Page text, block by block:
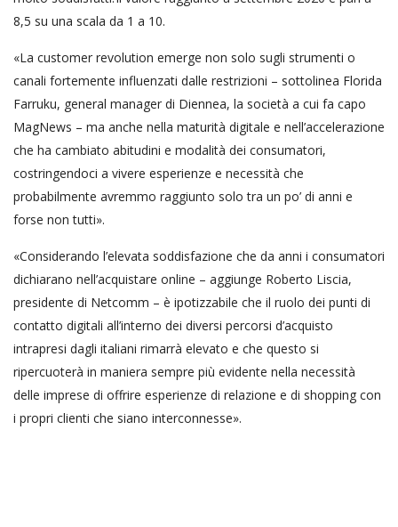
8,5 su una scala da 1 a 10.
«La customer revolution emerge non solo sugli strumenti o
canali fortemente influenzati dalle restrizioni – sottolinea Florida
Farruku, general manager di Diennea, la società a cui fa capo
MagNews – ma anche nella maturità digitale e nell’accelerazione
che ha cambiato abitudini e modalità dei consumatori,
costringendoci a vivere esperienze e necessità che
probabilmente avremmo raggiunto solo tra un po’ di anni e
forse non tutti».
«Considerando l’elevata soddisfazione che da anni i consumatori
dichiarano nell’acquistare online – aggiunge Roberto Liscia,
presidente di Netcomm – è ipotizzabile che il ruolo dei punti di
contatto digitali all’interno dei diversi percorsi d’acquisto
intrapresi dagli italiani rimarrà elevato e che questo si
ripercuoterà in maniera sempre più evidente nella necessità
delle imprese di offrire esperienze di relazione e di shopping con
i propri clienti che siano interconnesse».